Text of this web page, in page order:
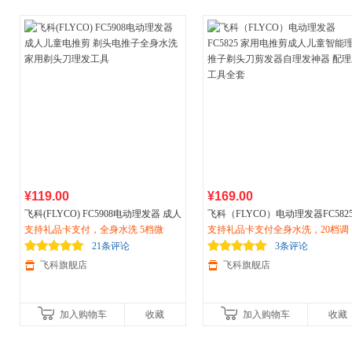
¥119.00
飞科(FLYCO) FC5908电动理发器 成人
儿童电推剪 剃头电推子全身水洗家用
剃头刀理发工具
支持礼品卡支付，全身水洗 5档微
调，180分持久续航21条评论
飞科旗舰店
加入购物车 收藏
¥169.00
飞科（FLYCO）电动理发器
家用电推剪成人儿童智能理发推子
头刀剪发器自理发神器 配理发工
套
支持礼品卡支付全身水洗，20档调
节，180分持久续航，，全家适用
3条评论
飞科旗舰店
加入购物车 收藏